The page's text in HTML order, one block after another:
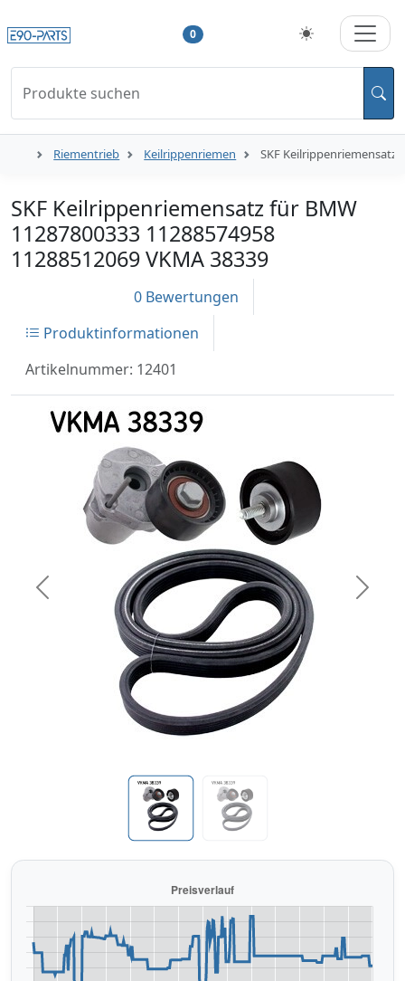
0
Produkte suchen
Riementrieb Keilrippenriemen SKF Keilrippenriemensatz
SKF Keilrippenriemensatz für BMW
11287800333 11288574958
11288512069 VKMA 38339
0 Bewertungen
Produktinformationen
Artikelnummer: 12401
Previous Next